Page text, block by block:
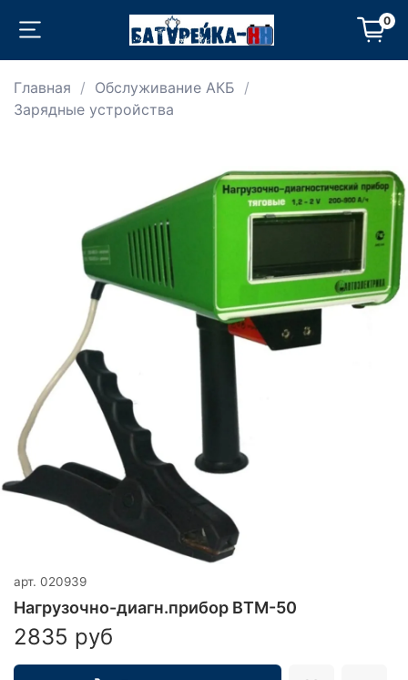
0
Главная
Обслуживание АКБ
Зарядные устройства
арт. 020939
Нагрузочно-диагн.прибор ВТМ-50
2835 руб